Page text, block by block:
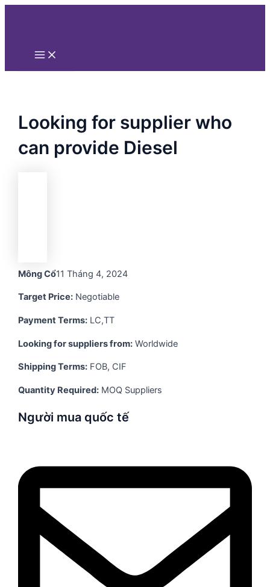
Nhảy
Main
Looking for supplier who
can provide Diesel
Mông Cổ11 Tháng 4, 2024
Target Price: Negotiable
Payment Terms: LC,TT
Looking for suppliers from: Worldwide
Shipping Terms: FOB, CIF
Quantity Required: MOQ Suppliers
Người mua quốc tế